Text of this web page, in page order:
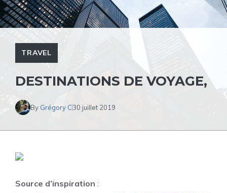
TRAVEL
DESTINATIONS DE VOYAGE,
By Grégory C30 juillet 2019
Source d’inspiration :